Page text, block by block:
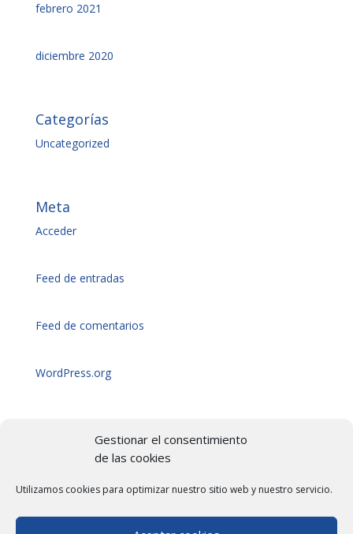
Gestionar el consentimiento
de las cookies
Utilizamos cookies para optimizar nuestro sitio web y nuestro servicio.
febrero 2021
diciembre 2020
Categorías
Uncategorized
Meta
Acceder
Feed de entradas
Feed de comentarios
WordPress.org
anfora